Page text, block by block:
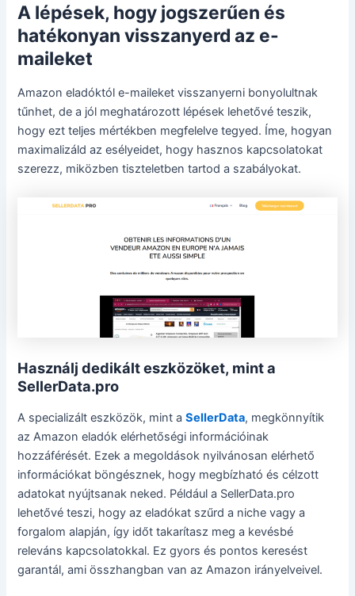
A lépések, hogy jogszerűen és
hatékonyan visszanyerd az e-
maileket
Amazon eladóktól e-maileket visszanyerni bonyolultnak
tűnhet, de a jól meghatározott lépések lehetővé teszik,
hogy ezt teljes mértékben megfelelve tegyed. Íme, hogyan
maximalizáld az esélyeidet, hogy hasznos kapcsolatokat
szerezz, miközben tiszteletben tartod a szabályokat.
Használj dedikált eszközöket, mint a
SellerData.pro
A specializált eszközök, mint aSellerData, megkönnyítik
az Amazon eladók elérhetőségi információinak
hozzáférését. Ezek a megoldások nyilvánosan elérhető
információkat böngésznek, hogy megbízható és célzott
adatokat nyújtsanak neked. Például a SellerData.pro
lehetővé teszi, hogy az eladókat szűrd a niche vagy a
forgalom alapján, így időt takarítasz meg a kevésbé
releváns kapcsolatokkal. Ez gyors és pontos keresést
garantál, ami összhangban van az Amazon irányelveivel.